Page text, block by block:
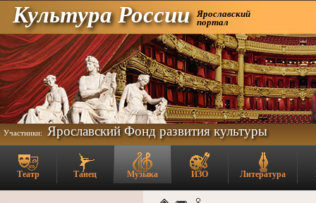
Культура России Ярославский
портал
Участники: Ярославский Фонд развития культуры
Театр Танец Музыка ИЗО Литература